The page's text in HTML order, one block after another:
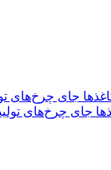
جای چرخ‌های